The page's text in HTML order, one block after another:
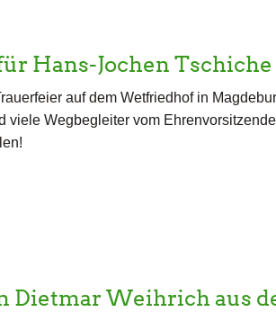
Hans-Jochen Tschiche
auf dem Wetfriedhof in
viele Wegbegleiter vom
Dietmar Weihrich aus